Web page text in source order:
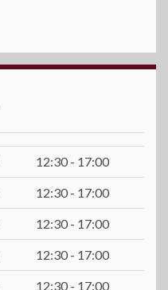
12:30 - 17:00
12:30 - 17:00
12:30 - 17:00
12:30 - 17:00
12:30 - 17:00